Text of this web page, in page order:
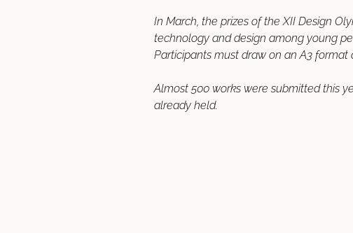
In March, the prizes of the XII Design
technology and design among young
Participants must draw on an A3
Almost 500 works were submitted this
already held.